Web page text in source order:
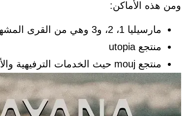
ومن هذه الأماكن:
مارسيليا 1، 2، و3 وهي من القرى المشهورة في الساحل الشمالي.
منتجع utopia
منتجع mouj حيث الخدمات الترفيهية والألعاب المائية التي يمكن الوصول إليها خلال 10 دقائق فقط.